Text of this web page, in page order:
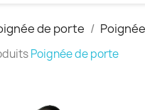
de porte
Poignée de porte